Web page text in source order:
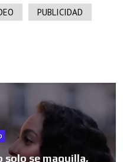
PUBLICIDAD
solo se maquilla,